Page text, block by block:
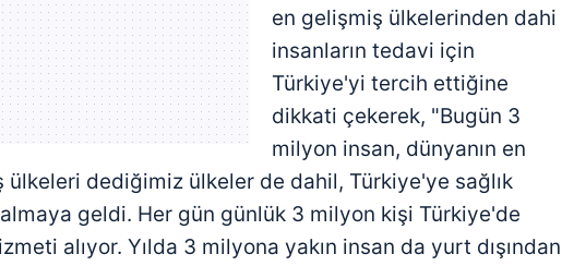
en gelişmiş ülkelerinden dahi
insanların tedavi için
Türkiye'yi tercih ettiğine
dikkati çekerek, "Bugün 3
milyon insan, dünyanın en
ülkeleri dediğimiz ülkeler de dahil, Türkiye'ye sağlık
geldi. Her gün günlük 3 milyon kişi Türkiye'de
alıyor. Yılda 3 milyona yakın insan da yurt dışından